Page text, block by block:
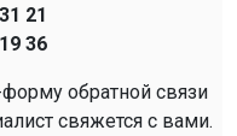
21
36
обратной связи
свяжется с вами.